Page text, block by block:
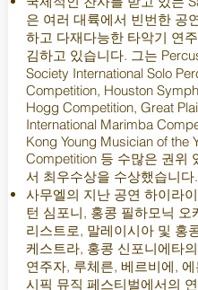
은 여러 대륙에서 빈번한 공
하고 다재다능한 타악기 연
김하고 있습니다. 그는
Society International Solo
Competition, Houston
Hogg Competition, Great
International Marimba
Kong Young Musician of the
Competition 등 수많은 권위
서 최우수상을 수상했습니다.
사무엘의 지난 공연 하이라
턴 심포니, 홍콩 필하모닉 오
리스트로, 말레이시아 및 홍
케스트라, 홍콩 신포니에타
연주자, 루체른, 베르비에,
시픽 뮤직 페스티벌에서의